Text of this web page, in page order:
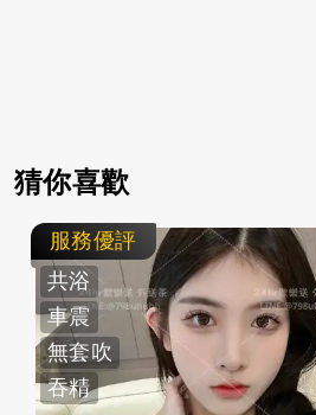
猜你喜歡
服務優評
共浴
車震
無套吹
吞精